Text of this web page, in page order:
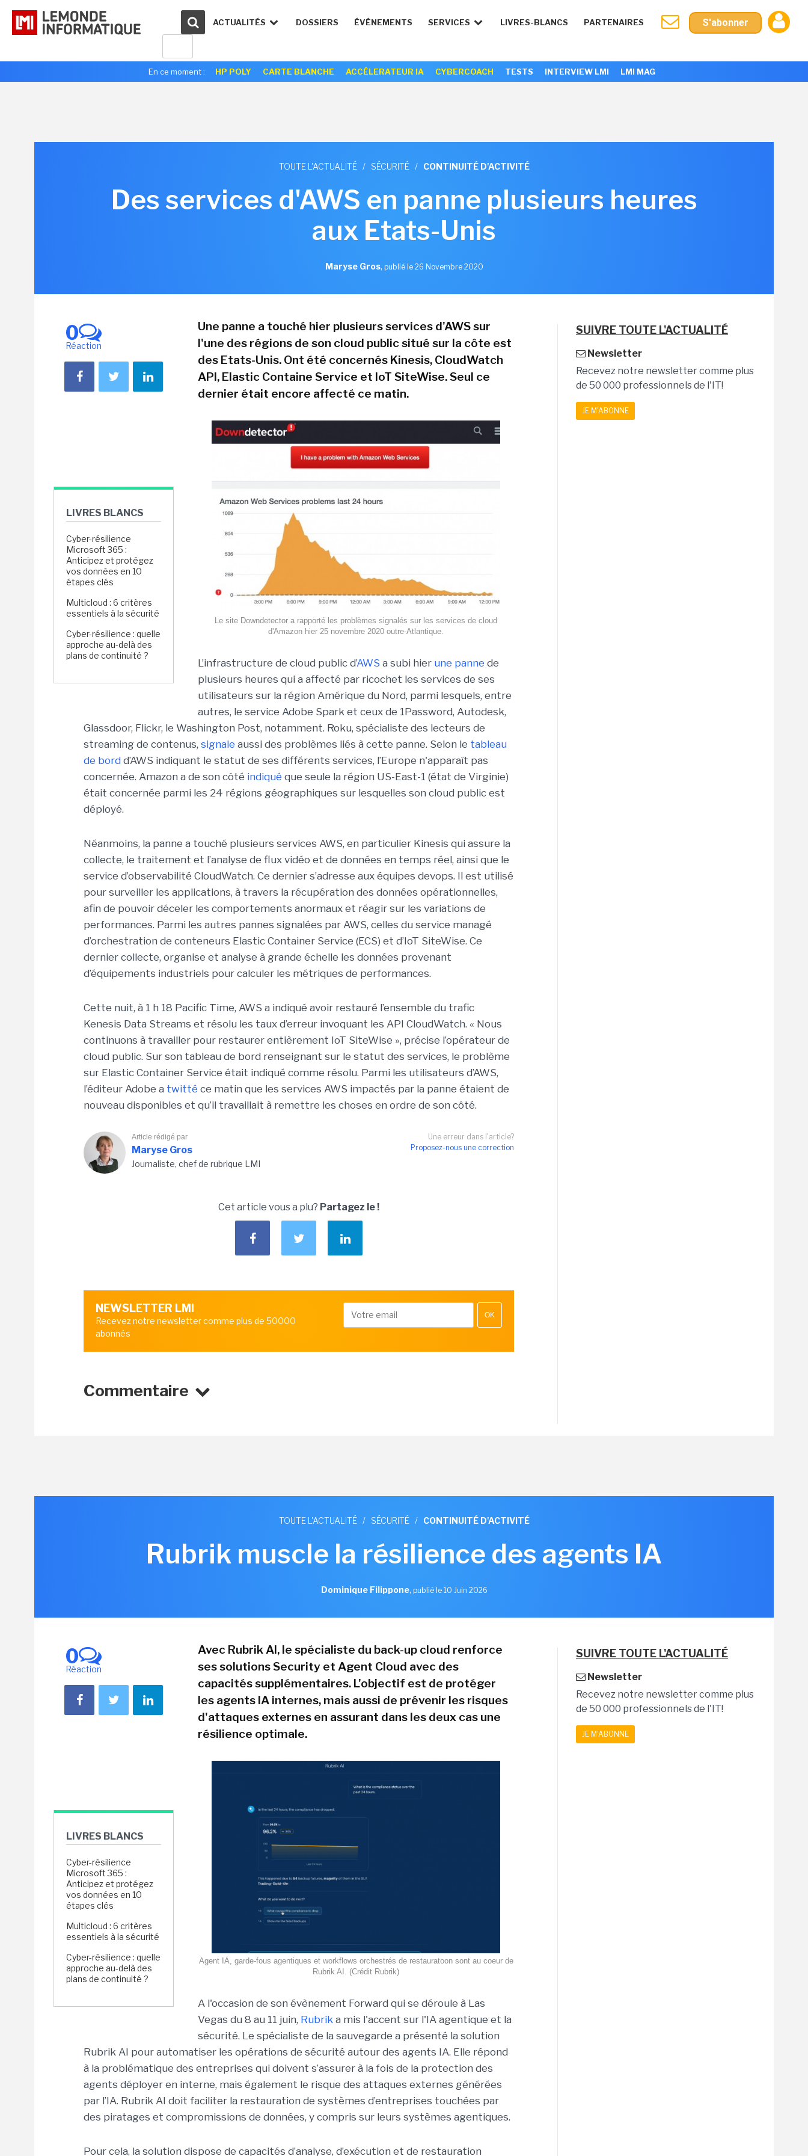
ACTUALITÉS DOSSIERS ÉVÉNEMENTS SERVICES LIVRES-BLANCS PARTENAIRES S'abonner
En ce moment : HP POLY CARTE BLANCHE ACCÉLERATEUR IA CYBERCOACH TESTS INTERVIEW LMI LMI MAG
TOUTE L'ACTUALITÉ / SÉCURITÉ / CONTINUITÉ D'ACTIVITÉ
Des services d'AWS en panne plusieurs heures
aux Etats-Unis
Maryse Gros, publié le 26 Novembre 2020
0
Réaction
LIVRES BLANCS
Cyber-résilience
Microsoft 365 :
Anticipez et protégez
vos données en 10
étapes clés
Multicloud : 6 critères
essentiels à la sécurité
Cyber-résilience : quelle
approche au-delà des
plans de continuité ?
Une panne a touché hier plusieurs services d'AWS sur
l'une des régions de son cloud public situé sur la côte est
des Etats-Unis. Ont été concernés Kinesis, CloudWatch
API, Elastic Containe Service et IoT SiteWise. Seul ce
dernier était encore affecté ce matin.
Le site Downdetector a rapporté les problèmes signalés sur les services de cloud
d'Amazon hier 25 novembre 2020 outre-Atlantique.
L’infrastructure de cloud public d’AWS a subi hier une panne de
plusieurs heures qui a affecté par ricochet les services de ses
utilisateurs sur la région Amérique du Nord, parmi lesquels, entre
autres, le service Adobe Spark et ceux de 1Password, Autodesk,
Glassdoor, Flickr, le Washington Post, notamment. Roku, spécialiste des lecteurs de
streaming de contenus, signale aussi des problèmes liés à cette panne. Selon le tableau
de bord d’AWS indiquant le statut de ses différents services, l’Europe n'apparaît pas
concernée. Amazon a de son côté indiqué que seule la région US-East-1 (état de Virginie)
était concernée parmi les 24 régions géographiques sur lesquelles son cloud public est
déployé.
Néanmoins, la panne a touché plusieurs services AWS, en particulier Kinesis qui assure la
collecte, le traitement et l’analyse de flux vidéo et de données en temps réel, ainsi que le
service d’observabilité CloudWatch. Ce dernier s’adresse aux équipes devops. Il est utilisé
pour surveiller les applications, à travers la récupération des données opérationnelles,
afin de pouvoir déceler les comportements anormaux et réagir sur les variations de
performances. Parmi les autres pannes signalées par AWS, celles du service managé
d’orchestration de conteneurs Elastic Container Service (ECS) et d’IoT SiteWise. Ce
dernier collecte, organise et analyse à grande échelle les données provenant
d’équipements industriels pour calculer les métriques de performances.
Cette nuit, à 1 h 18 Pacific Time, AWS a indiqué avoir restauré l’ensemble du trafic
Kenesis Data Streams et résolu les taux d’erreur invoquant les API CloudWatch. « Nous
continuons à travailler pour restaurer entièrement IoT SiteWise », précise l’opérateur de
cloud public. Sur son tableau de bord renseignant sur le statut des services, le problème
sur Elastic Container Service était indiqué comme résolu. Parmi les utilisateurs d’AWS,
l’éditeur Adobe a twitté ce matin que les services AWS impactés par la panne étaient de
nouveau disponibles et qu’il travaillait à remettre les choses en ordre de son côté.
Une erreur dans l'article?
Proposez-nous une correction
Article rédigé par
Maryse Gros
Journaliste, chef de rubrique LMI
Cet article vous a plu? Partagez le !
NEWSLETTER LMI
Recevez notre newsletter comme plus de 50000
abonnés
OK
Commentaire
SUIVRE TOUTE L'ACTUALITÉ
Newsletter
Recevez notre newsletter comme plus
de 50 000 professionnels de l'IT!
JE M'ABONNE
TOUTE L'ACTUALITÉ / SÉCURITÉ / CONTINUITÉ D'ACTIVITÉ
Rubrik muscle la résilience des agents IA
Dominique Filippone, publié le 10 Juin 2026
0
Réaction
LIVRES BLANCS
Cyber-résilience
Microsoft 365 :
Anticipez et protégez
vos données en 10
étapes clés
Multicloud : 6 critères
essentiels à la sécurité
Cyber-résilience : quelle
approche au-delà des
plans de continuité ?
Avec Rubrik AI, le spécialiste du back-up cloud renforce
ses solutions Security et Agent Cloud avec des
capacités supplémentaires. L'objectif est de protéger
les agents IA internes, mais aussi de prévenir les risques
d'attaques externes en assurant dans les deux cas une
résilience optimale.
Agent IA, garde-fous agentiques et workflows orchestrés de restauratoon sont au coeur de
Rubrik AI. (Crédit Rubrik)
A l'occasion de son évènement Forward qui se déroule à Las
Vegas du 8 au 11 juin, Rubrik a mis l'accent sur l'IA agentique et la
sécurité. Le spécialiste de la sauvegarde a présenté la solution
Rubrik AI pour automatiser les opérations de sécurité autour des agents IA. Elle répond
à la problématique des entreprises qui doivent s’assurer à la fois de la protection des
agents déployer en interne, mais également le risque des attaques externes générées
par l’IA. Rubrik AI doit faciliter la restauration de systèmes d’entreprises touchées par
des piratages et compromissions de données, y compris sur leurs systèmes agentiques.
Pour cela, la solution dispose de capacités d’analyse, d’exécution et de restauration
SUIVRE TOUTE L'ACTUALITÉ
Newsletter
Recevez notre newsletter comme plus
de 50 000 professionnels de l'IT!
JE M'ABONNE